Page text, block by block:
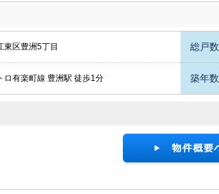
東区豊洲5丁目 総戸数
ロ有楽町線 豊洲駅 徒歩1分 築年数